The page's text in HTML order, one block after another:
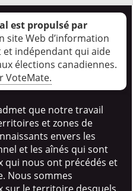
est propulsé par
site Web d’information
indépendant qui aide
élections canadiennes.
VoteMate.
que notre travail
et zones de
envers les
et les aînés qui sont
qui nous ont précédés et
Nous sommes